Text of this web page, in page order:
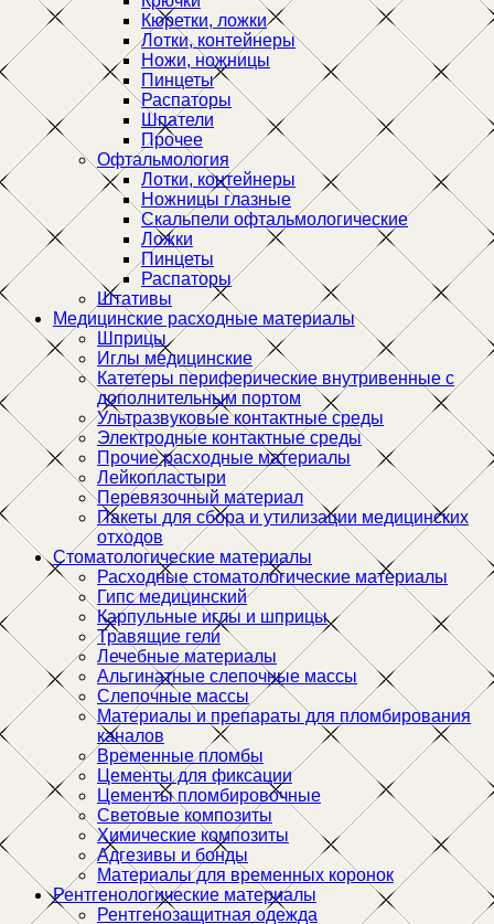
Кюретки, ложки
Лотки, контейнеры
Ножи, ножницы
Пинцеты
Распаторы
Шпатели
Прочее
Офтальмология
Лотки, контейнеры
Ножницы глазные
Скальпели офтальмологические
Ложки
Пинцеты
Распаторы
Штативы
Медицинские расходные материалы
Шприцы
Иглы медицинские
Катетеры периферические внутривенные с
дополнительным портом
Ультразвуковые контактные среды
Электродные контактные среды
Прочие расходные материалы
Лейкопластыри
Перевязочный материал
Пакеты для сбора и утилизации медицинских
отходов
Стоматологические материалы
Расходные стоматологические материалы
Гипс медицинский
Карпульные иглы и шприцы
Травящие гели
Лечебные материалы
Альгинатные слепочные массы
Слепочные массы
Материалы и препараты для пломбирования
каналов
Временные пломбы
Цементы для фиксации
Цементы пломбировочные
Световые композиты
Химические композиты
Адгезивы и бонды
Материалы для временных коронок
Рентгенологические материалы
Рентгенозащитная одежда